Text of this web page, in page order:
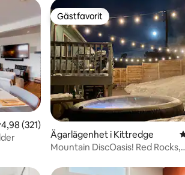
av 5 i genomsnittligt betyg, 321
4,98 (321)
Gästfavorit
Gästfavorit
Ägarlägenhet i Kittredge
Mountain DiscOasis! Red Rocks,